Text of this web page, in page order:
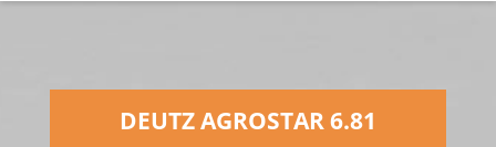
DEUTZ AGROSTAR 6.81